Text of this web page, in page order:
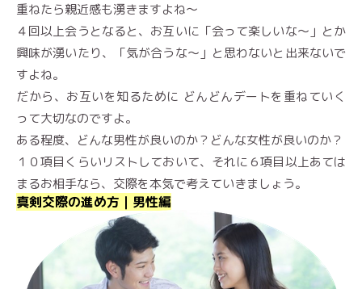
重ねたら親近感も湧きますよね〜
４回以上会うとなると、お互いに「会って楽しいな〜」とか
興味が湧いたり、「気が合うな〜」と思わないと出来ないで
すよね。
だから、お互いを知るために どんどんデートを重ねていく
って大切なのですよ。
ある程度、どんな男性が良いのか？どんな女性が良いのか？
１０項目くらいリストしておいて、それに６項目以上あては
まるお相手なら、交際を本気で考えていきましょう。
真剣交際の進め方｜男性編